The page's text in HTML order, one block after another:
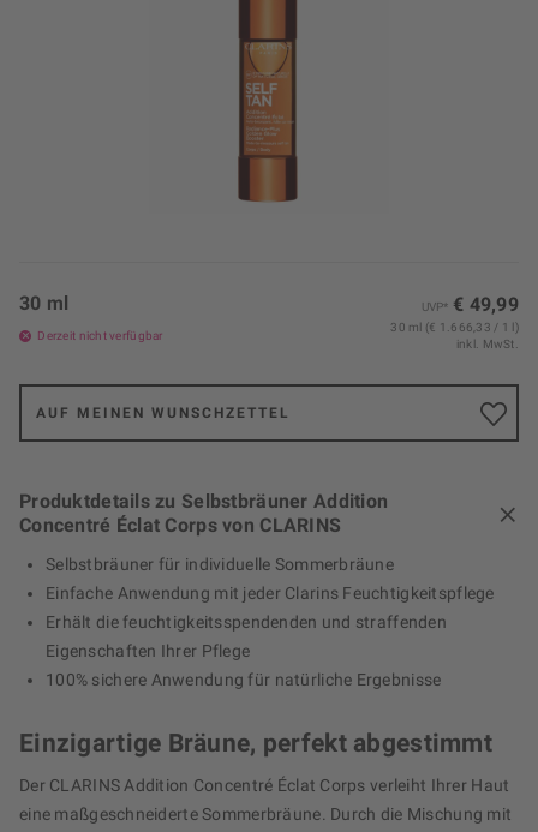
UVP* € 49,99
30 ml
Derzeit nicht verfügbar
30 ml (€ 1.666,33 / 1 l)
inkl. MwSt.
AUF MEINEN WUNSCHZETTEL
Produktdetails zu Selbstbräuner Addition
Concentré Éclat Corps von CLARINS
Selbstbräuner für individuelle Sommerbräune
Einfache Anwendung mit jeder Clarins Feuchtigkeitspflege
Erhält die feuchtigkeitsspendenden und straffenden
Eigenschaften Ihrer Pflege
100% sichere Anwendung für natürliche Ergebnisse
Einzigartige Bräune, perfekt abgestimmt
Der CLARINS Addition Concentré Éclat Corps verleiht Ihrer Haut
eine maßgeschneiderte Sommerbräune. Durch die Mischung mit